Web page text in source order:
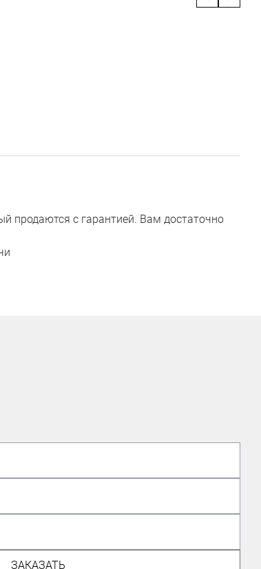
продаются с гарантией. Вам достаточно
ЭКСПЕРТ ПО ГОРНЫМ ЛЫЖАМ
ЗАКАЗАТЬ